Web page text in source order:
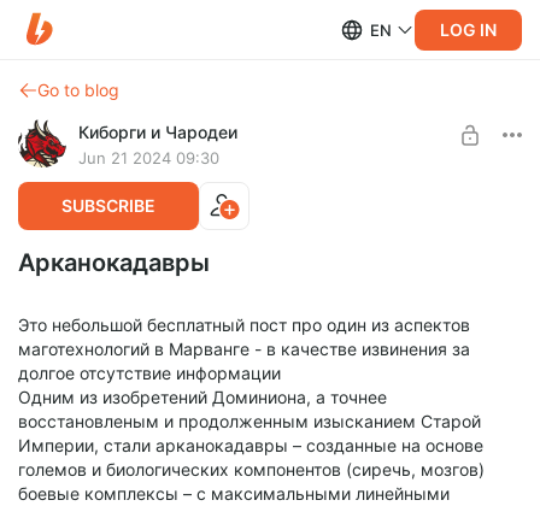
EN LOG IN
Go to blog
Киборги и Чародеи
Jun 21 2024 09:30
SUBSCRIBE
Арканокадавры
Это небольшой бесплатный пост про один из аспектов
маготехнологий в Марванге - в качестве извинения за
долгое отсутствие информации
Одним из изобретений Доминиона, а точнее
восстановленым и продолженным изысканием Старой
Империи, стали арканокадавры – созданные на основе
големов и биологических компонентов (сиречь, мозгов)
боевые комплексы – с максимальными линейными